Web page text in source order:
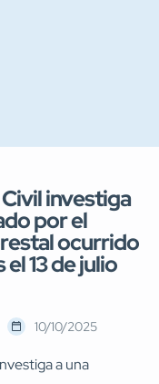
investiga
por el
ocurrido
13 de julio
10/10/2025
a una